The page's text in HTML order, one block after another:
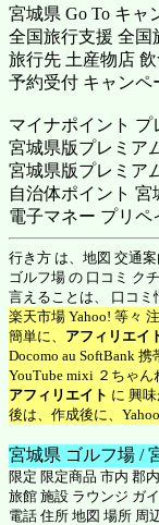
宮城県 Go To キャ
全国旅行支援 全国
旅行先 土産物店
予約受付 キャンペ
マイナポイント プ
宮城県版プレミア
宮城県版プレミア
自治体ポイント
電子マネー プリペ
行き方 は、地図 交通
ゴルフ場 の 口コミ ク
言えることは、 口コミ
楽天市場 Yahoo! 等々
簡単に、 アフィリエイ
Docomo au SoftBank
YouTube mixi ２ちゃ
アフィリエイト に 興
後は、作成後に、
宮城県 ゴルフ場 /
限定 限定商品 市内 郡
旅館 施設 ラウンジ ガ
電話 住所 地図 場所 周